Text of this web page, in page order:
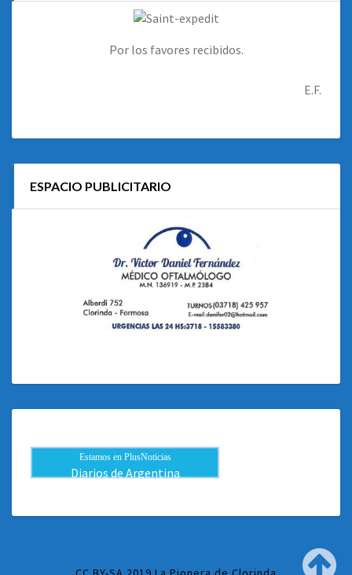
Por los favores recibidos.
E.F.
ESPACIO PUBLICITARIO
Estamos en PlusNoticias
Diarios de Argentina